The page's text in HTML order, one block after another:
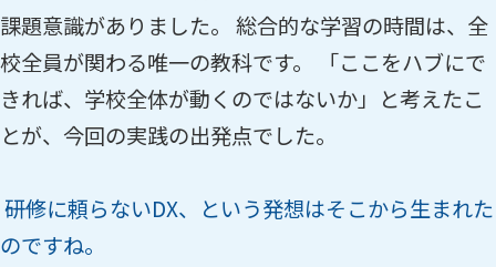
課題意識がありました。 総合的な学習の時間は、全
校全員が関わる唯一の教科です。 「ここをハブにで
きれば、学校全体が動くのではないか」と考えたこ
とが、今回の実践の出発点でした。
――研修に頼らないDX、という発想はそこから生まれた
のですね。